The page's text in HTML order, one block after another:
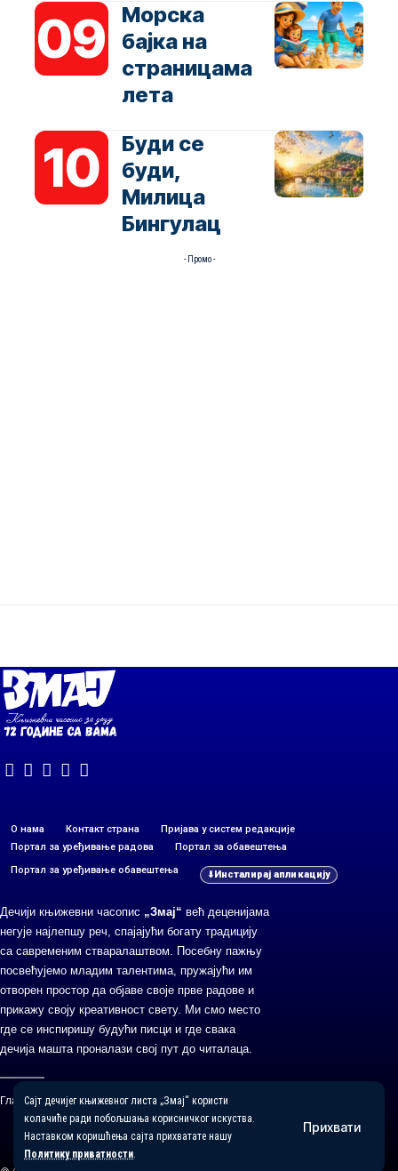
Сајт дечијег књижевног листа „Змај“ користи
колачиће ради побољшања корисничког искуства.
Наставком коришћења сајта прихватате нашу
Политику приватности.
Прихвати
Морска
бајка на
страницама
лета
Буди се
буди,
Милица
Бингулац
- Промо -
О нама Контакт страна
Пријава у систем редакције
Портал за уређивање радова
Портал за обавештења
Портал за уређивање обавештења Инсталирај апликацију
Дечији књижевни часопис „Змај“ већ деценијама
негује најлепшу реч, спајајући богату традицију
са савременим стваралаштвом. Посебну пажњу
посвећујемо младим талентима, пружајући им
отворен простор да објаве своје прве радове и
прикажу своју креативност свету. Ми смо место
где се инспиришу будући писци и где свака
дечија машта проналази свој пут до читалаца.
Главни и одговорни уредник: Михајло Жиловић